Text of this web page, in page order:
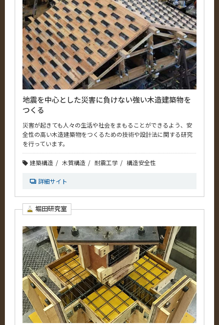
地震を中心とした災害に負けない強い木造建築物を
つくる
災害が起きても人々の生活や社会をまもることができるよう、安
全性の高い木造建築物をつくるための技術や設計法に関する研究
を行っています。
建築構造 木質構造 耐震工学 構造安全性
詳細サイト
堀田研究室